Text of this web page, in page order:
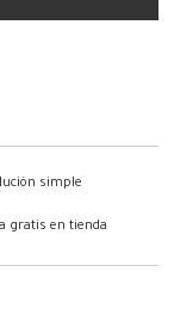
simple
gratis en tienda